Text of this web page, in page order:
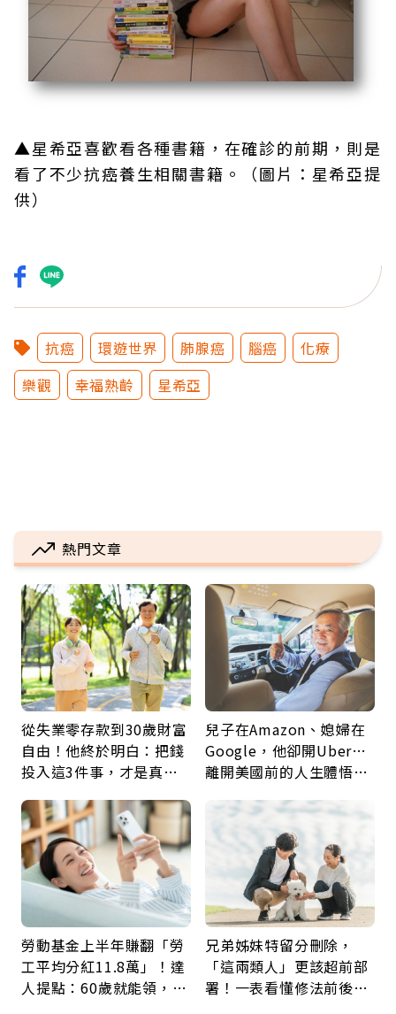
▲星希亞喜歡看各種書籍，在確診的前期，則是
看了不少抗癌養生相關書籍。（圖片：星希亞提
供）
抗癌 環遊世界 肺腺癌 腦癌
化療
樂觀
幸福熟齡 星希亞
熱門文章
從失業零存款到30歲財富
自由！他終於明白：把錢
投入這3件事，才是真正
兒子在Amazon、媳婦在
Google，他卻開Uber…
離開美國前的人生體悟：
勞動基金上半年賺翻「勞
工平均分紅11.8萬」！達
人提點：60歲就能領，重
兄弟姊妹特留分刪除，
「這兩類人」更該超前部
署！一表看懂修法前後差